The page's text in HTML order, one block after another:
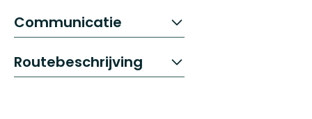
Communicatie
Routebeschrijving